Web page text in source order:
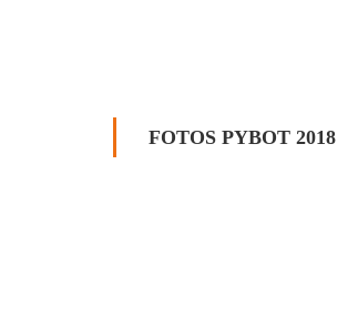
FOTOS PYBOT 2018